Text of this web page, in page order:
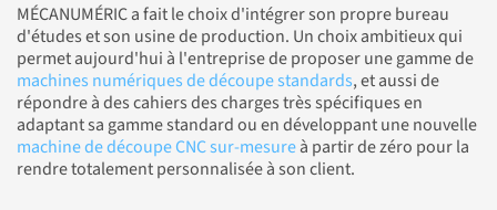
MÉCANUMÉRIC a fait le choix d'intégrer son propre bureau
d'études et son usine de production. Un choix ambitieux qui
permet aujourd'hui à l'entreprise de proposer une gamme de
machines numériques de découpe standards, et aussi de
répondre à des cahiers des charges très spécifiques en
adaptant sa gamme standard ou en développant une nouvelle
machine de découpe CNC sur-mesureà partir de zéro pour la
rendre totalement personnalisée à son client.